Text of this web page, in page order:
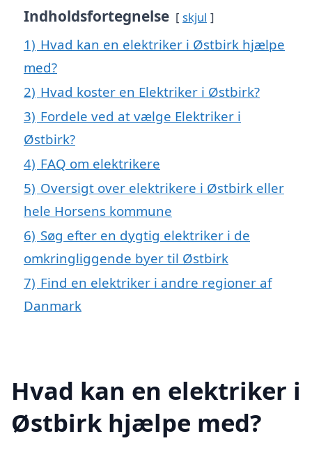
Indholdsfortegnelse skjul
1) Hvad kan en elektriker i Østbirk hjælpe
med?
2) Hvad koster en Elektriker i Østbirk?
3) Fordele ved at vælge Elektriker i
Østbirk?
4) FAQ om elektrikere
5) Oversigt over elektrikere i Østbirk eller
hele Horsens kommune
6) Søg efter en dygtig elektriker i de
omkringliggende byer til Østbirk
7) Find en elektriker i andre regioner af
Danmark
Hvad kan en elektriker i
Østbirk hjælpe med?